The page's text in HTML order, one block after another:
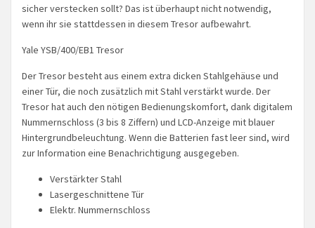
sicher verstecken sollt? Das ist überhaupt nicht notwendig,
wenn ihr sie stattdessen in diesem Tresor aufbewahrt.
Yale YSB/400/EB1 Tresor
Der Tresor besteht aus einem extra dicken Stahlgehäuse und
einer Tür, die noch zusätzlich mit Stahl verstärkt wurde. Der
Tresor hat auch den nötigen Bedienungskomfort, dank digitalem
Nummernschloss (3 bis 8 Ziffern) und LCD-Anzeige mit blauer
Hintergrundbeleuchtung. Wenn die Batterien fast leer sind, wird
zur Information eine Benachrichtigung ausgegeben.
Verstärkter Stahl
Lasergeschnittene Tür
Elektr. Nummernschloss